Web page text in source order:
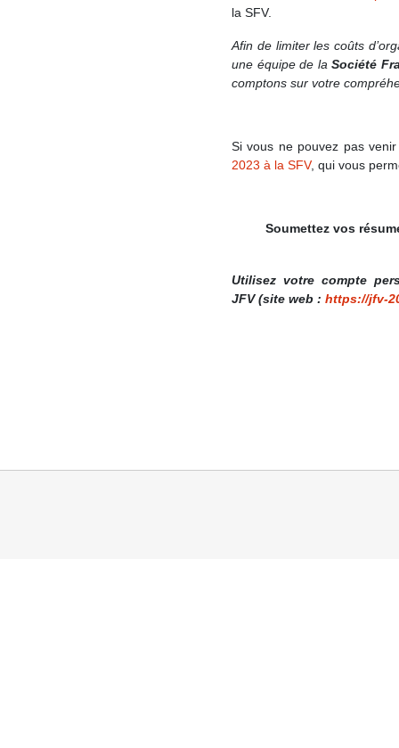
la SFV.
Afin de limiter les coûts
une équipe de laSociété
comptons sur votre
Si vous ne pouvez pas
2023 à la SFV, qui vous
Soumettez vos
Utilisez votre compte
JFV (site web : https://jfv-